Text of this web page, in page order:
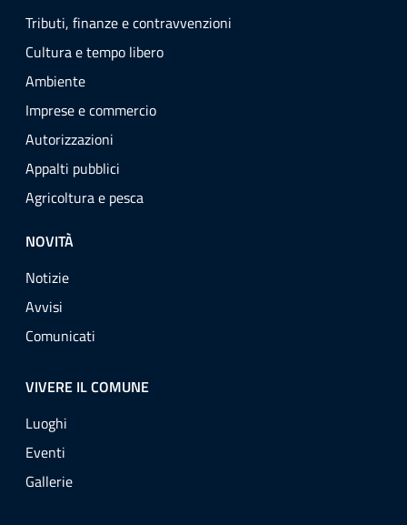
Tributi, finanze e contravvenzioni
Cultura e tempo libero
Ambiente
Imprese e commercio
Autorizzazioni
Appalti pubblici
Agricoltura e pesca
NOVITÀ
Notizie
Avvisi
Comunicati
VIVERE IL COMUNE
Luoghi
Eventi
Gallerie